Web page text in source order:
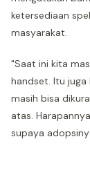
ketersediaan
masyarakat.
"Saat ini kita
handset. Itu
masih bisa
atas.
supaya